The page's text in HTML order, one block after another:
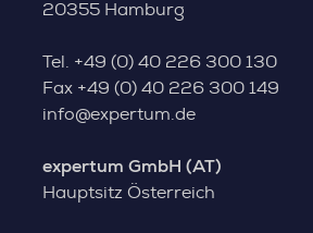
20355 Hamburg
Tel. +49 (0) 40 226 300 130
Fax +49 (0) 40 226 300 149
info@expertum.de
expertum GmbH (AT)
Hauptsitz Österreich